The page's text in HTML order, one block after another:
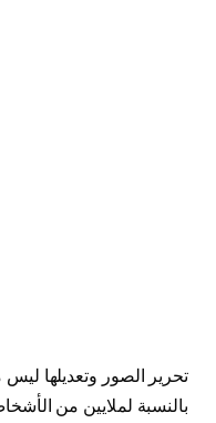
تحرير الصور وتعديلها
بالنسبة لملايين من